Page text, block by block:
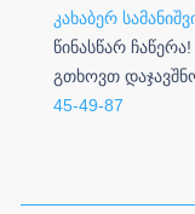
კახაბერ
წინასწარ ჩაწერა!
გთხოვთ
45-49-87